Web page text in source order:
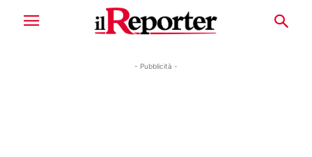
- Pubblicità -